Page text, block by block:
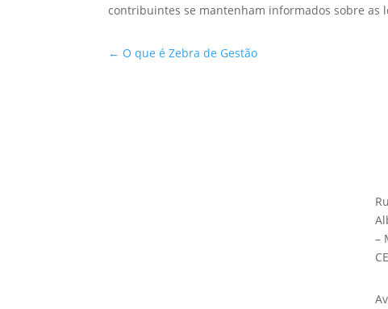
contribuintes se mantenham informados sobre as
← O que é Zebra de Gestão
–